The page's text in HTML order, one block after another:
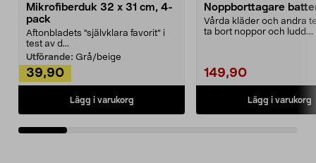
Mikrofiberduk 32 x 31 cm, 4-
pack
Aftonbladets "självklara favorit” i
test av d...
Utförande: Grå/beige
39,90
Lägg i varukorg
Noppborttagare
Vårda kläder och andra
ta bort noppor och ludd.
149,90
Lägg i varukorg